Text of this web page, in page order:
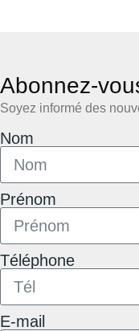
Abonnez-
Soyez informé des
Nom
Prénom
Téléphone
E-mail